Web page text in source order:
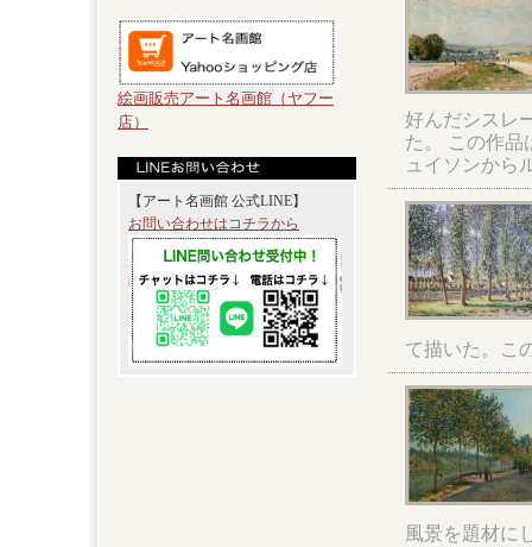
絵画販売アート名画館（ヤフー
店）
【アート名画館 公式LINE】
お問い合わせはコチラから
好んだシスレ
た。 この作品
ュイソンから
て描いた。こ
風景を題材に